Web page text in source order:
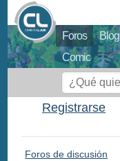
Foros Blog
Comic
Registrarse
Foros de discusión